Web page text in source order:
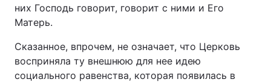
них Господь говорит, говорит с ними и Его
Матерь.
Сказанное, впрочем, не означает, что Церковь
восприняла ту внешнюю для нее идею
социального равенства, которая появилась в